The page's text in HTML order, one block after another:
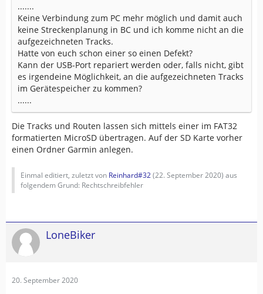
.......
Keine Verbindung zum PC mehr möglich und damit auch
keine Streckenplanung in BC und ich komme nicht an die
aufgezeichneten Tracks.
Hatte von euch schon einer so einen Defekt?
Kann der USB-Port repariert werden oder, falls nicht, gibt
es irgendeine Möglichkeit, an die aufgezeichneten Tracks
im Gerätespeicher zu kommen?
......
Die Tracks und Routen lassen sich mittels einer im FAT32
formatierten MicroSD übertragen. Auf der SD Karte vorher
einen Ordner Garmin anlegen.
Einmal editiert, zuletzt von Reinhard#32(22. September 2020) aus
folgendem Grund: Rechtschreibfehler
LoneBiker
20. September 2020